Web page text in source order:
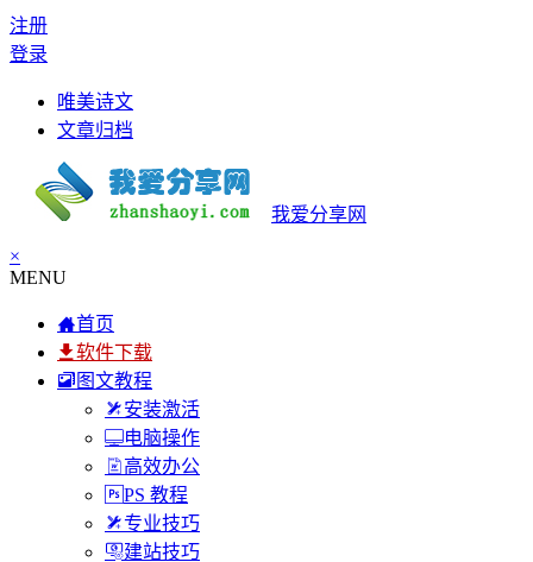
注册
登录
唯美诗文
文章归档
我爱分享网
×
MENU
首页
软件下载
图文教程
安装激活
电脑操作
高效办公
PS 教程
专业技巧
建站技巧